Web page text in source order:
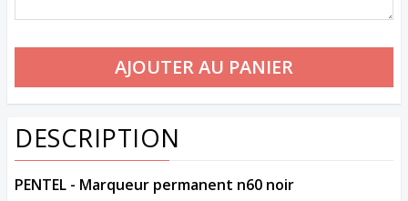
DESCRIPTION
PENTEL - Marqueur permanent n60 noir